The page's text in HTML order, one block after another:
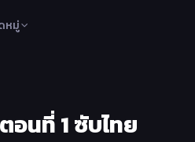
หมู่
อนที่ 1 ซับไทย